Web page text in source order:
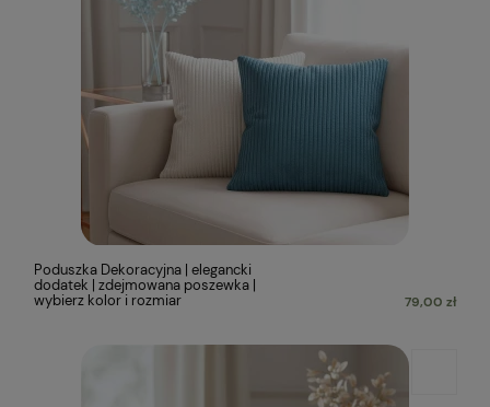
Poduszka Dekoracyjna | elegancki
dodatek | zdejmowana poszewka |
wybierz kolor i rozmiar
79,00 zł